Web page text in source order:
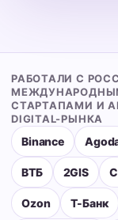
РАБОТАЛИ С
СТАРТАПАМИ И
DIGITAL-РЫНКА
Binance
ВТБ 2GIS
Ozon Т-Банк